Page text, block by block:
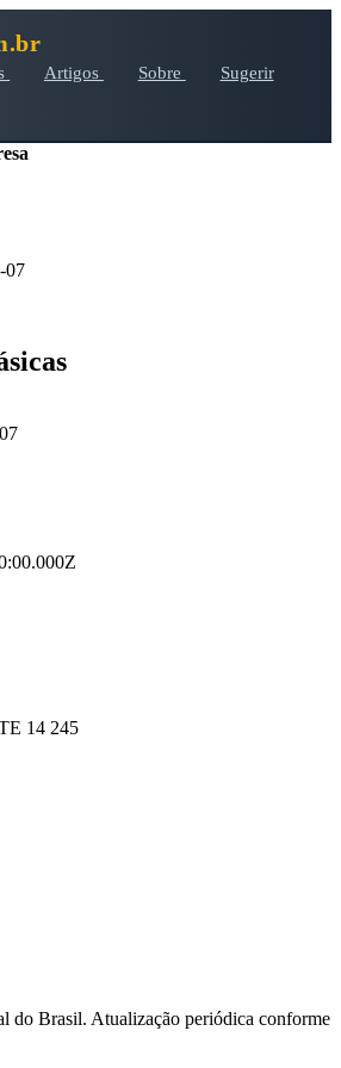
Artigos Sobre
Sugerir
07
14 245
do Brasil. Atualização periódica conforme